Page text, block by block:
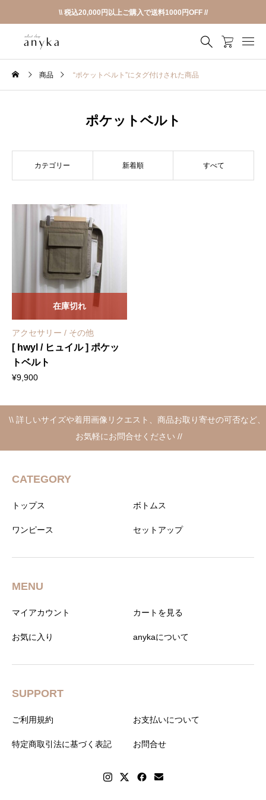
\\ 税込20,000円以上ご購入で送料1000円OFF //
商品 “ポケットベルト”にタグ付けされた商品
ポケットベルト
カテゴリー 新着順 すべて
アクセサリー / その他
[ hwyl / ヒュイル ] ポケッ
トベルト
¥9,900
在庫切れ
\\ 詳しいサイズや着用画像リクエスト、商品お取り寄せの可否など、
お気軽にお問合せください //
CATEGORY
トップス ボトムス
ワンピース セットアップ
MENU
マイアカウント カートを見る
お気に入り anykaについて
SUPPORT
ご利用規約 お支払いについて
特定商取引法に基づく表記 お問合せ